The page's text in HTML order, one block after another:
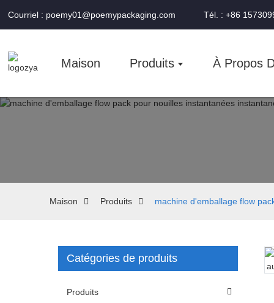
Courriel : poemy01@poemypackaging.com Tél. : +86
Maison Produits À Propos
Maison Produits machine d'emballage flow
Catégories de produits
Produits
Loading...
Loading...